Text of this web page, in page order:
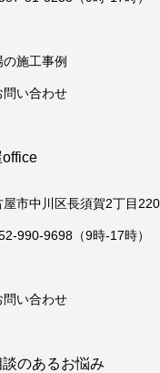
施工事例
問い合わせ
office
屋市中川区長須賀2丁目
990-9698（9時-17時）
問い合わせ
談のあるお悩み